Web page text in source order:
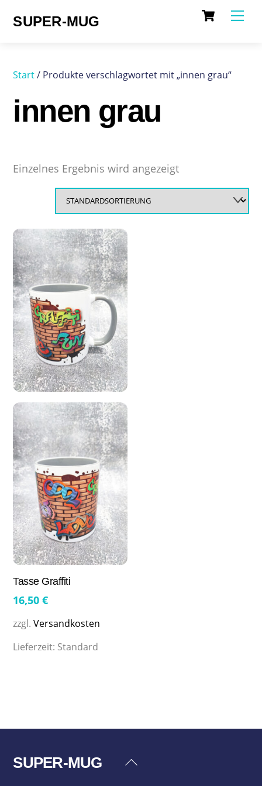
Cart
SUPER-MUG
Start/ Produkte verschlagwortet mit „innen grau“
innen grau
Einzelnes Ergebnis wird angezeigt
Tasse Graffiti
16,50€
zzgl.Versandkosten
Lieferzeit: Standard
Back
SUPER-MUG